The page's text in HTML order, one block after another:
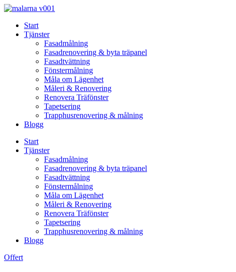
Skip
contentStart
Tjänster
Fasadmålning
Fasadrenovering & byta träpanel
Fasadtvättning
Fönstermålning
Måla om Lägenhet
Måleri & Renovering
Renovera Träfönster
Tapetsering
Trapphusrenovering & målning
Blogg
Start
Tjänster
Fasadmålning
Fasadrenovering & byta träpanel
Fasadtvättning
Fönstermålning
Måla om Lägenhet
Måleri & Renovering
Renovera Träfönster
Tapetsering
Trapphusrenovering & målning
Blogg
Offert